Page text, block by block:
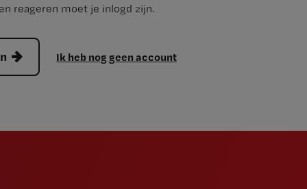
reageren moet je inlogd zijn.
Ik heb nog geen account